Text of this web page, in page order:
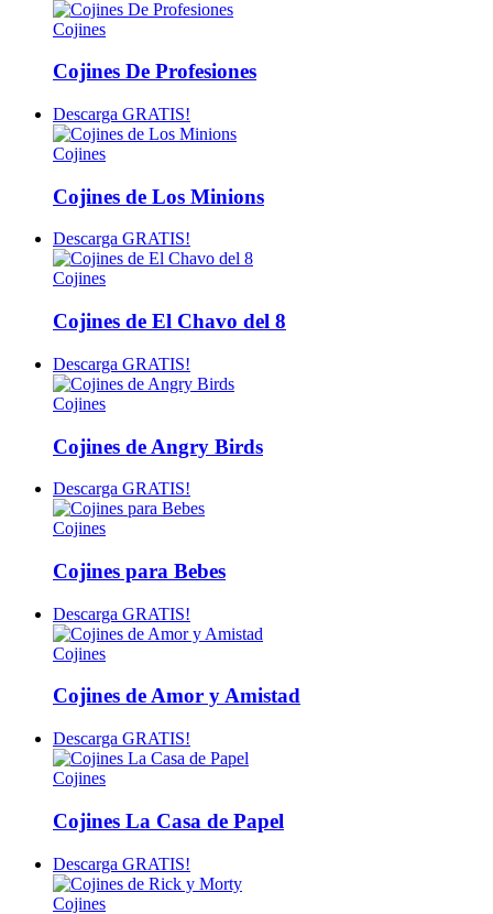
Cojines
Cojines De Profesiones
Descarga GRATIS!
Cojines
Cojines de Los Minions
Descarga GRATIS!
Cojines
Cojines de El Chavo del 8
Descarga GRATIS!
Cojines
Cojines de Angry Birds
Descarga GRATIS!
Cojines
Cojines para Bebes
Descarga GRATIS!
Cojines
Cojines de Amor y Amistad
Descarga GRATIS!
Cojines
Cojines La Casa de Papel
Descarga GRATIS!
Cojines